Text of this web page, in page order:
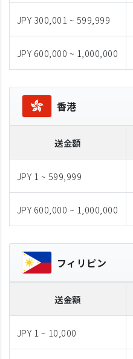
JPY 300,001 ~ 599,999
JPY 600,000 ~ 1,000,000
香港
送金額
JPY 1 ~ 599,999
JPY 600,000 ~ 1,000,000
フィリピン
送金額
JPY 1 ~ 10,000